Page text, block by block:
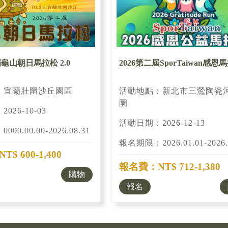
山朝日馬拉松 2.0
宜蘭壯圍沙丘園區
2026-10-03
2026.08.31
600-1,400
購物
2026第二屆SporTaiwan感恩
活動地點：新北市三鶯陶瓷
園
活動日期：2026-12-13
報名期限：2026.01.01-
報名費：NT$ 712-1,380
報名